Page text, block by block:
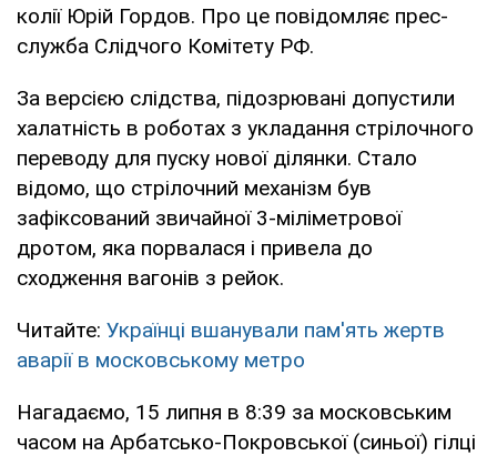
колії Юрій Гордов. Про це повідомляє прес-
служба Слідчого Комітету РФ.
За версією слідства, підозрювані допустили
халатність в роботах з укладання стрілочного
переводу для пуску нової ділянки. Стало
відомо, що стрілочний механізм був
зафіксований звичайної 3-міліметрової
дротом, яка порвалася і привела до
сходження вагонів з рейок.
Читайте: Українці вшанували пам'ять жертв
аварії в московському метро
Нагадаємо, 15 липня в 8:39 за московським
часом на Арбатсько-Покровської (синьої) гілці